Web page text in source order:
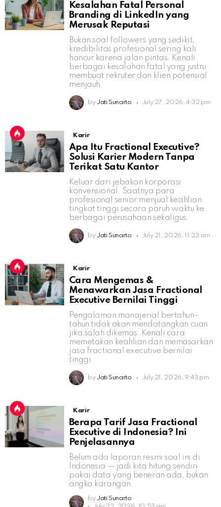
Kesalahan Fatal Personal
Branding di LinkedIn yang
Merusak Reputasi
Bukan soal followers yang sedikit,
kredibilitas profesional sering kali
hancur karena jalan pintas. Kenali
berbagai kesalahan fatal yang justru
membuat rekruter dan klien potensial
menjauh.
by Jati Sunarto July 27, 2026, 4:32 pm
Karir
Apa Itu Fractional Executive?
Solusi Karier Modern Tanpa
Terikat Satu Kantor
Keluar dari jebakan korporasi
konvensional. Saatnya para
profesional senior menjual keahlian
tingkat tinggi secara paruh waktu ke
berbagai perusahaan sekaligus.
by Jati Sunarto July 21, 2026, 11:23 am
Karir
Cara Mengemas &
Menawarkan Jasa Fractional
Executive Bernilai Tinggi
Pengalaman manajerial bertahun-
tahun tidak akan mendatangkan cuan
jika salah dikemas. Kenali cara
memetakan keahlian dan memasarkan
jasa fractional executive bernilai
tinggi.
by Jati Sunarto July 21, 2026, 9:43 pm
Karir
Berapa Tarif Jasa Fractional
Executive di Indonesia? Ini
Penjelasannya
Belum ada laporan resmi soal ini di
Indonesia — jadi kita hitung sendiri
pakai data yang beneran ada, bukan
angka karangan.
by Jati Sunarto